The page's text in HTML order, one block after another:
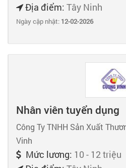
Địa điểm: Tây Ninh
Ngày cập nhật: 12-02-2026
Nhân viên tuyển dụng
Công Ty TNHH Sản Xuất
Vinh
Mức lương: 10 - 12 triệu